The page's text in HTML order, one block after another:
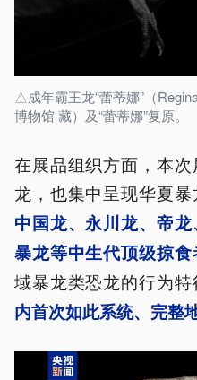
△成年霸王龙“蕾蒂娜”（
博物馆 藏）及“蕾蒂娜”复原。
在展品组织方面，本
龙，也集中呈现华夏
中国龙、永川龙、 帝龙
暴龙等中生代顶级掠食
域暴龙类恐龙的行为
内首次如此系统、完整